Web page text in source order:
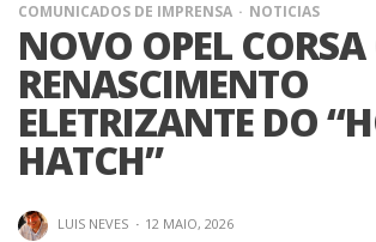
COMUNICADOS DE IMPRENSA NOTICIAS
NOVO OPEL CORSA
RENASCIMENTO
ELETRIZANTE DO
HATCH”
LUIS NEVES · 12 MAIO, 2026